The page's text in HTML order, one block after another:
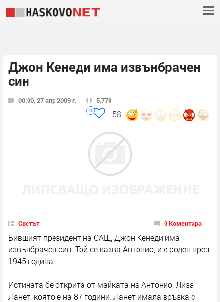
Джон Кенеди има извънбрачен
син
00:00, 27 апр 2009 г. 5,770
58
0
Светът 0 Коментара
Бившият президент на САЩ, Джон Кенеди има
извънбрачен син. Той се казва Антонио, и е роден през
1945 година.
Истината бе открита от майката на Антонио, Лиза
Ланет, която е на 87 години. Ланет имала връзка с